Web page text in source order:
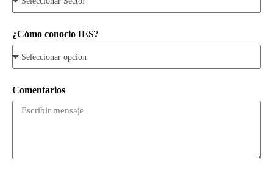
¿Cómo conocio IES?
Comentarios